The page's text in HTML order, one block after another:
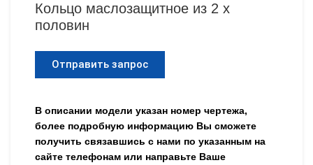
Кольцо маслозащитное из 2 х
половин
Отправить запрос
В описании модели указан номер чертежа,
более подробную информацию Вы сможете
получить связавшись с нами по указанным на
сайте телефонам или направьте Ваше